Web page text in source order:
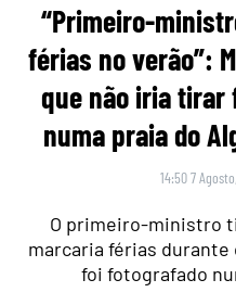
“Primeiro-
férias no verão”:
que não iria
numa praia do
14:50 7
O primeiro-ministro
marcaria férias durante
foi fotografado